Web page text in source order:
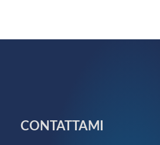
CONTATTAMI